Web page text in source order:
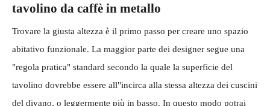
tavolino da caffè in metallo
Trovare la giusta altezza è il primo passo per creare uno spazio
abitativo funzionale. La maggior parte dei designer segue una
"regola pratica" standard secondo la quale la superficie del
tavolino dovrebbe essere all"incirca alla stessa altezza dei cuscini
del divano, o leggermente più in basso. In questo modo potrai